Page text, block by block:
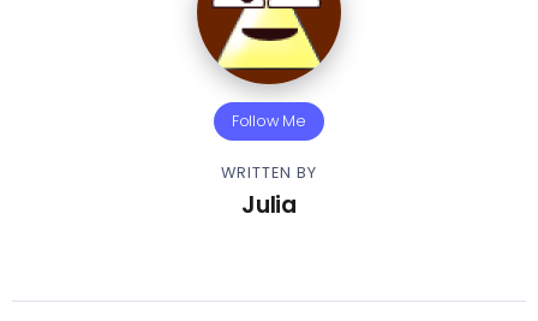
Follow Me
WRITTEN BY
Julia